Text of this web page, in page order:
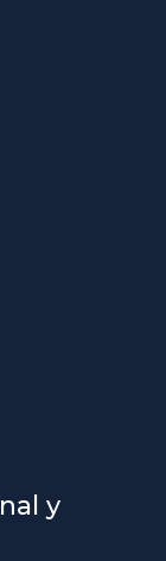
y